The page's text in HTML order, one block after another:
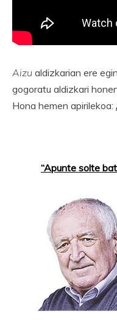
Aizu aldizkarian ere
gogoratu aldizkari
Hona hemen apirilekoa:
“Apunte solte